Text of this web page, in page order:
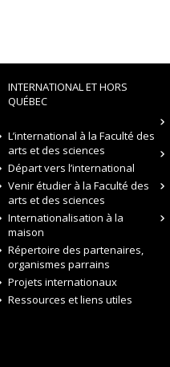
INTERNATIONAL ET HORS
QUÉBEC
L’international à la Faculté des
arts et des sciences
Départ vers l’international
Venir étudier à la Faculté des
arts et des sciences
Internationalisation à la
maison
Répertoire des partenaires,
organismes parrains
Projets internationaux
Ressources et liens utiles